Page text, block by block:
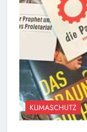
KLIMASCHUTZ